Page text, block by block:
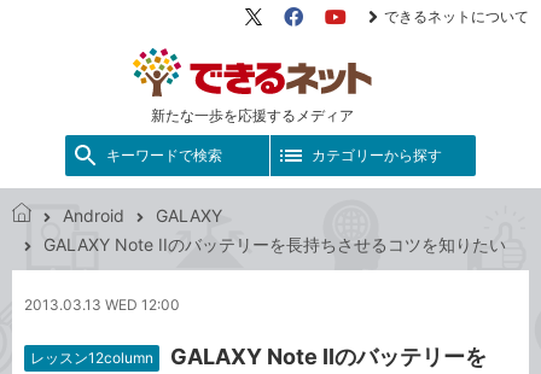
新たな一歩を応援するメディア
X（旧
FacebookYouTube
できるネットについて
キーワードで検索 カテゴリーから探す
で
ネ
ト
Android
GALAXY
GALAXY Note IIのバッテリーを長持ちさせるコツを知りたい
2013.03.13 WED 12:00
レッスン12column
GALAXY Note IIのバッテリーを